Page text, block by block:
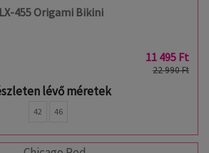
455 Origami Bikini
11 495 Ft
22 990 Ft
lévő méretek
42 46